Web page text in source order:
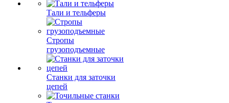
Тали и тельферы
Стропы
грузоподъемные
Станки для заточки
цепей